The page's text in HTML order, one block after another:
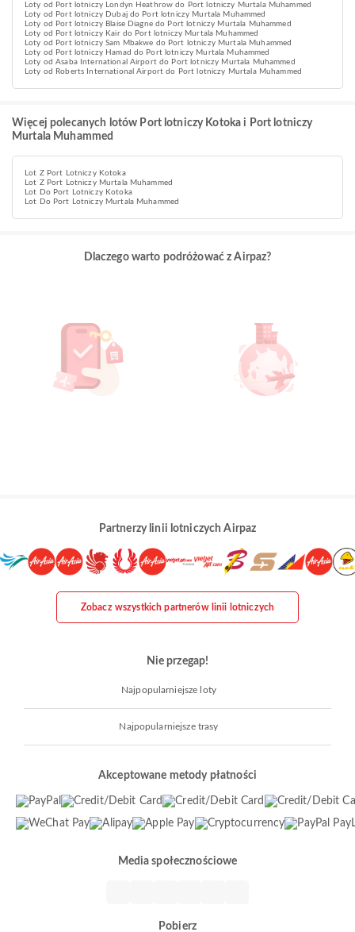
Loty od Port lotniczy Londyn Heathrow do Port lotniczy Murtala Muhammed
Loty od Port lotniczy Dubaj do Port lotniczy Murtala Muhammed
Loty od Port lotniczy Blaise Diagne do Port lotniczy Murtala Muhammed
Loty od Port lotniczy Kair do Port lotniczy Murtala Muhammed
Loty od Port lotniczy Sam Mbakwe do Port lotniczy Murtala Muhammed
Loty od Port lotniczy Hamad do Port lotniczy Murtala Muhammed
Loty od Asaba International Airport do Port lotniczy Murtala Muhammed
Loty od Roberts International Airport do Port lotniczy Murtala Muhammed
Więcej polecanych lotów Port lotniczy Kotoka i Port lotniczy
Murtala Muhammed
Lot Z Port Lotniczy Kotoka
Lot Z Port Lotniczy Murtala Muhammed
Lot Do Port Lotniczy Kotoka
Lot Do Port Lotniczy Murtala Muhammed
Dlaczego warto podróżować z Airpaz?
Partnerzy linii lotniczych Airpaz
Zobacz wszystkich partnerów linii lotniczych
Nie przegap!
Najpopularniejsze loty
Najpopularniejsze trasy
Akceptowane metody płatności
Media społecznościowe
Pobierz